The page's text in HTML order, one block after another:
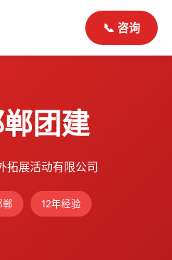
📞 咨询
团建
拓展活动有限公司
郸 12年经验